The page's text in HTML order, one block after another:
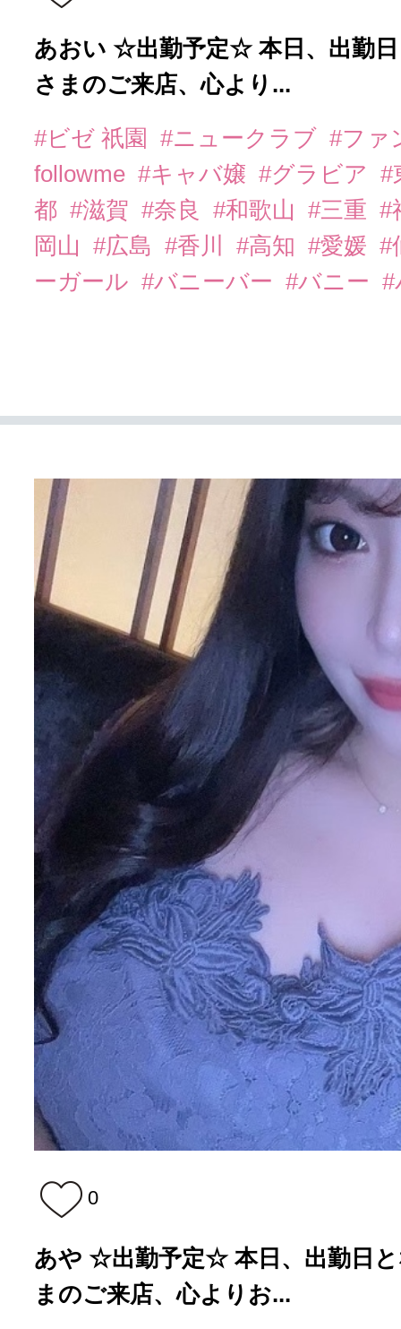
あおい ☆出勤予定☆ 本日、出勤
さまのご来店、心より...
#ビゼ 祇園 #ニュークラブ #ファ
followme #キャバ嬢 #グラビア
#
都 #滋賀 #奈良 #和歌山 #三重 #
岡山
#広島 #香川 #高知 #愛媛 #
ーガール #バニーバー #バニー #
0
あや ☆出勤予定☆ 本日、出勤日
まのご来店、心よりお...